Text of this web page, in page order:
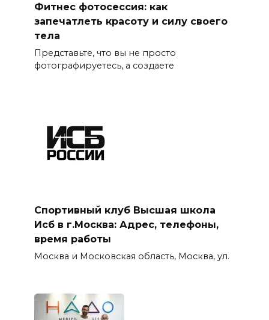
Фитнес фотосессия: как
запечатлеть красоту и силу своего
тела
Представьте, что вы не просто
фотографируетесь, а создаете
Спортивный клуб Высшая школа
Исб в г.Москва: Адрес, телефоны,
время работы
Москва и Московская область, Москва, ул.